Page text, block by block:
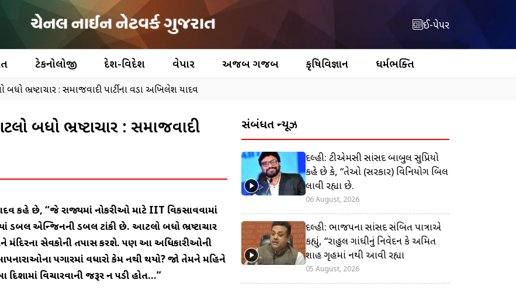
ઈ-પેપર
ટેકનોલોજી દેશ-વિદેશ વેપાર અજબ ગજબ કૃષિવિજ્ઞાન ધર્મભક્તિ
ભ્રષ્ટાચાર : સમાજવાદી પાર્ટીના વડા અખિલેશ યાદવ
બધો ભ્રષ્ટાચાર : સમાજવાદી
કહે છે, “જે રાજ્યમાં નોકરીઓ માટે IIT વિકસાવવામાં
ડબલ એન્જિનની ડબલ ટાંકી છે. આટલો બધો ભ્રષ્ટાચાર
સેવકોની તપાસ કરશે. પણ આ અધિકારીઓની
પગારમાં વધારો કેમ નથી થયો? જો તેમને મહિને
વિચારવાની જરૂર ન પડી હોત…”
સંબંધિત ન્યૂઝ
દિલ્હી: ટીએમસી સાંસદ બાબુલ સુપ્રિયો
કહે છે કે, “તેઓ (સરકાર) વિનિયોગ બિલ
લાવી રહ્યા છે.
06 August, 2026
દિલ્હી: ભાજપના સાંસદ સંબિત પાત્રાએ
કહ્યું, “રાહુલ ગાંધીનું નિવેદન કે અમિત
શાહ ગૃહમાં નથી આવી રહ્યા
05 August, 2026